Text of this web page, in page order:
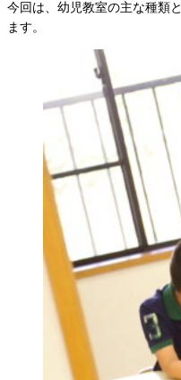
今回は、幼児教室の主な種類
ます。